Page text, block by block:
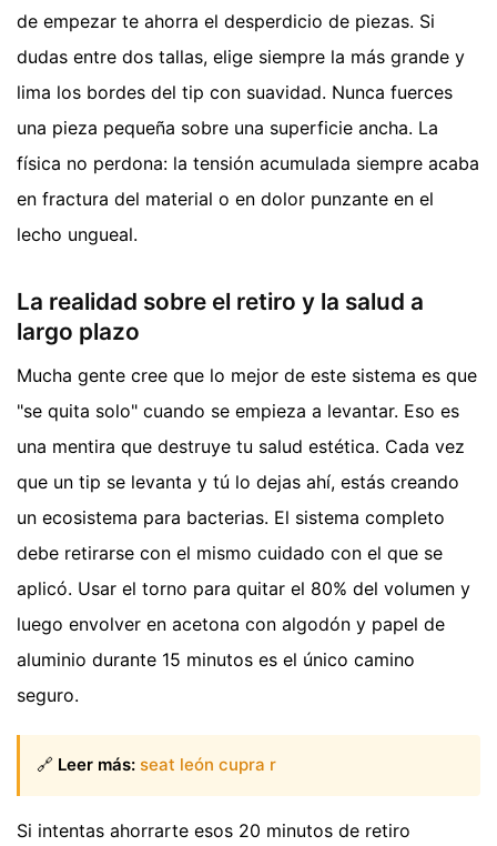
de empezar te ahorra el desperdicio de piezas. Si
dudas entre dos tallas, elige siempre la más grande y
lima los bordes del tip con suavidad. Nunca fuerces
una pieza pequeña sobre una superficie ancha. La
física no perdona: la tensión acumulada siempre acaba
en fractura del material o en dolor punzante en el
lecho ungueal.
La realidad sobre el retiro y la salud a
largo plazo
Mucha gente cree que lo mejor de este sistema es que
"se quita solo" cuando se empieza a levantar. Eso es
una mentira que destruye tu salud estética. Cada vez
que un tip se levanta y tú lo dejas ahí, estás creando
un ecosistema para bacterias. El sistema completo
debe retirarse con el mismo cuidado con el que se
aplicó. Usar el torno para quitar el 80% del volumen y
luego envolver en acetona con algodón y papel de
aluminio durante 15 minutos es el único camino
seguro.
🔗 Leer más: seat león cupra r
Si intentas ahorrarte esos 20 minutos de retiro